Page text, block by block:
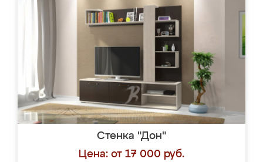
Стенка "Дон"
Цена: от 17 000 руб.